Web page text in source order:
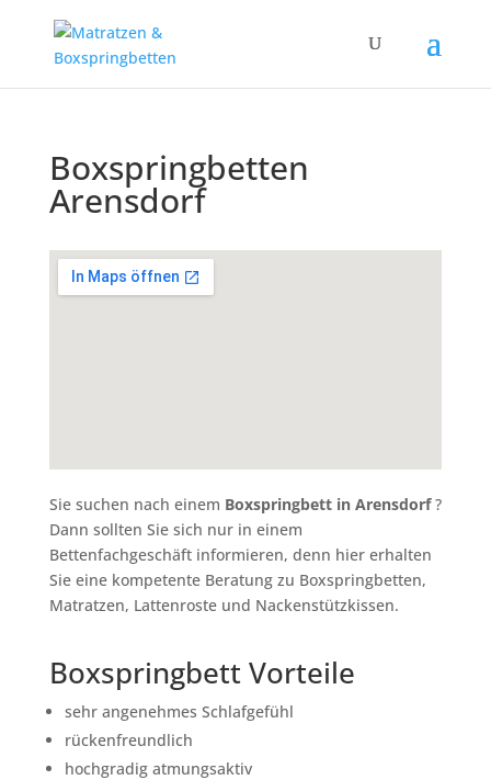
Boxspringbetten
Arensdorf
Sie suchen nach einem Boxspringbett in Arensdorf?
Dann sollten Sie sich nur in einem
Bettenfachgeschäft informieren, denn hier erhalten
Sie eine kompetente Beratung zu Boxspringbetten,
Matratzen, Lattenroste und Nackenstützkissen.
Boxspringbett Vorteile
sehr angenehmes Schlafgefühl
rückenfreundlich
hochgradig atmungsaktiv